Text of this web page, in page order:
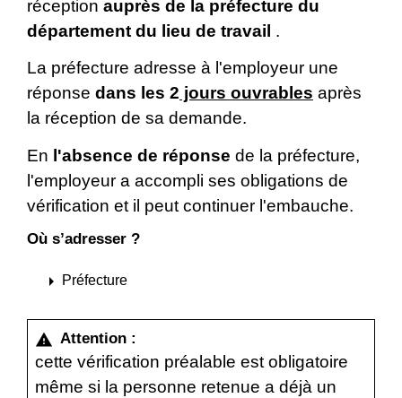
réception auprès de la préfecture du
département du lieu de travail .
La préfecture adresse à l'employeur une
réponse dans les 2 jours ouvrables après
la réception de sa demande.
En l'absence de réponse de la préfecture,
l'employeur a accompli ses obligations de
vérification et il peut continuer l'embauche.
Où s’adresser ?
arrow_right Préfecture
warning Attention :
cette vérification préalable est obligatoire
même si la personne retenue a déjà un